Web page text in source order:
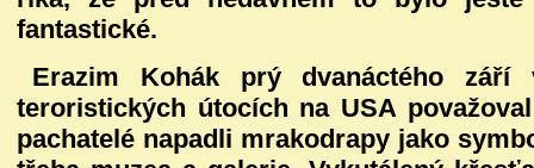
fantastické.
Erazim Kohák prý dvanáctého
teroristických útocích na USA
pachatelé napadli mrakodrapy jako